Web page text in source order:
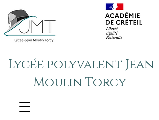
Lycée polyvalent Jean
Moulin Torcy